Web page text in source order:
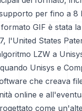
per fino a 8
GIF è stata
l'United States
LZW a
Unisys e
che creava
online e
come